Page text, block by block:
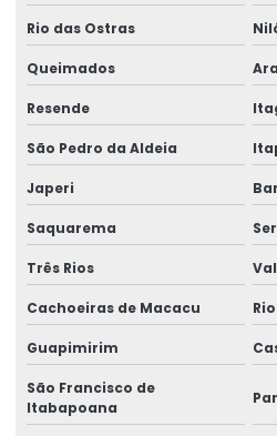
Esteira porta cabo para ponte
Fabricação de caminho de
Fornecedores de cabo de aço
Fornecedores de talha elétrica
Freio para ponte rolante
Gancho para ponte rolante
Importadora de equipamento swf
Importadora de peças ponte
Inspeção De Pontes Rolantes
Instalação de barramento
Rio das Ostras
Queimados
Resende
São Pedro da Aldeia
Japeri
Saquarema
Três Rios
Cachoeiras de Macacu
Guapimirim
São Francisco de
Itabapoana